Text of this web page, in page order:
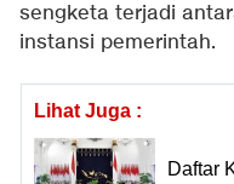
sengketa terjadi
instansi pemerintah.
Lihat Juga :
Daftar